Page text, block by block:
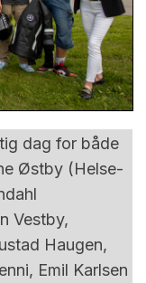
dag for både
Østby (Helse-
Vestby,
Haugen,
Emil Karlsen